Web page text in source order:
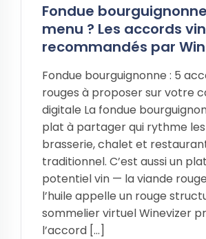
Fondue
menu ? Les accords
recommandés par
Fondue bourguignonne : 5
rouges à proposer sur votre
digitale La fondue
plat à partager qui rythme
brasserie, chalet et
traditionnel. C’est aussi un
potentiel vin — la viande
l’huile appelle un rouge
sommelier virtuel Winevizer
l’accord […]